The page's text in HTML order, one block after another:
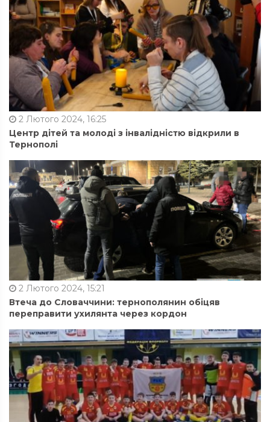
2 Лютого 2024, 16:25
Центр дітей та молоді з інвалідністю відкрили в
Тернополі
2 Лютого 2024, 15:21
Втеча до Словаччини: тернополянин обіцяв
переправити ухилянта через кордон